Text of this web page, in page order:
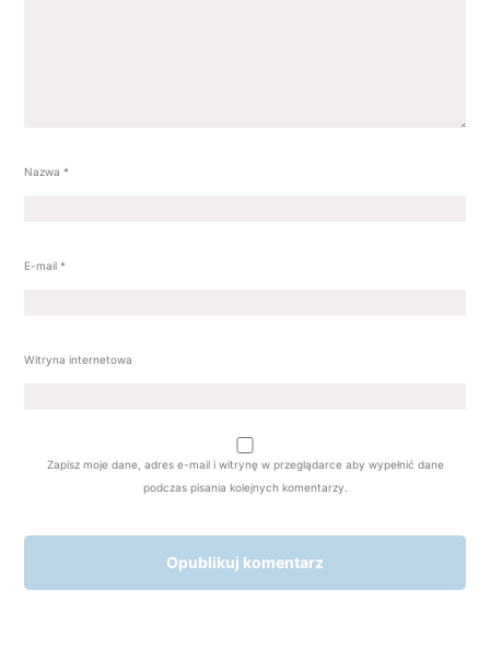
Nazwa *
E-mail *
Witryna internetowa
Zapisz moje dane, adres e-mail i witrynę w przeglądarce aby wypełnić dane
podczas pisania kolejnych komentarzy.